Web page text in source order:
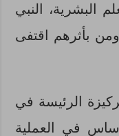
البشرية، النبي
بأثرهم اقتفى
الرئيسة في
في العملية